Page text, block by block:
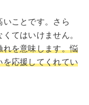
ことです。さら
てはいけません。
れを意味します。悩
を応援してくれてい